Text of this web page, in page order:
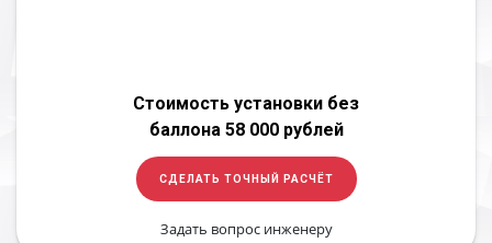
Стоимость установки без
баллона 58 000 рублей
СДЕЛАТЬ ТОЧНЫЙ РАСЧЁТ
Задать вопрос инженеру